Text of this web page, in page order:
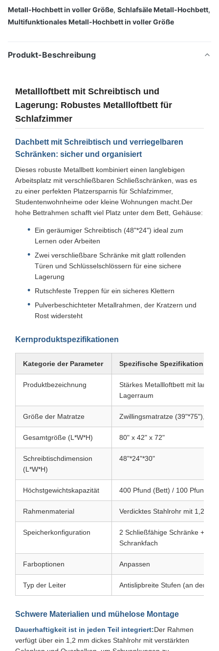
Metall-Hochbett in voller Größe, Schlafsäle Metall-Hochbett,
Multifunktionales Metall-Hochbett in voller Größe
Produkt-Beschreibung
Metallloftbett mit Schreibtisch und
Lagerung: Robustes Metallloftbett für
Schlafzimmer
Dachbett mit Schreibtisch und verriegelbaren
Schränken: sicher und organisiert
Dieses robuste Metallbett kombiniert einen langlebigen
Arbeitsplatz mit verschließbaren Schließschränken, was es
zu einer perfekten Platzersparnis für Schlafzimmer,
Studentenwohnheime oder kleine Wohnungen macht.Der
hohe Bettrahmen schafft viel Platz unter dem Bett, Gehäuse:
Ein geräumiger Schreibtisch (48"*24") ideal zum
Lernen oder Arbeiten
Zwei verschließbare Schränke mit glatt rollenden
Türen und Schlüsselschlössern für eine sichere
Lagerung
Rutschfeste Treppen für ein sicheres Klettern
Pulverbeschichteter Metallrahmen, der Kratzern und
Rost widersteht
Kernproduktspezifikationen
Kategorie der Parameter Spezifische Spezifikation
Produktbezeichnung
Stärkes Metallloftbett mit
Lagerraum
Größe der Matratze Zwillingsmatratze (39"*75"),
Gesamtgröße (L*W*H) 80" x 42" x 72"
Schreibtischdimension
(L*W*H)
48"*24"*30"
Höchstgewichtskapazität 400 Pfund (Bett) / 100 Pfund
Rahmenmaterial Verdicktes Stahlrohr mit 1,2
Speicherkonfiguration
2 Schließfähige Schränke +
Schrankfach
Farboptionen Anpassen
Typ der Leiter Antislipbreite Stufen (an den
Schwere Materialien und mühelose Montage
Dauerhaftigkeit ist in jeden Teil integriert:Der Rahmen
verfügt über ein 1,2 mm dickes Stahlrohr mit verstärkten